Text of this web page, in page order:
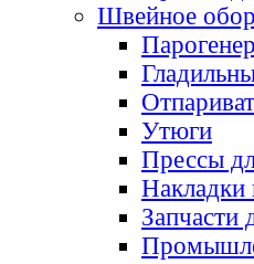
Швейное
Утюги
Прессы
Накладки